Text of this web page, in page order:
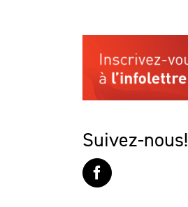
Suivez-nous!